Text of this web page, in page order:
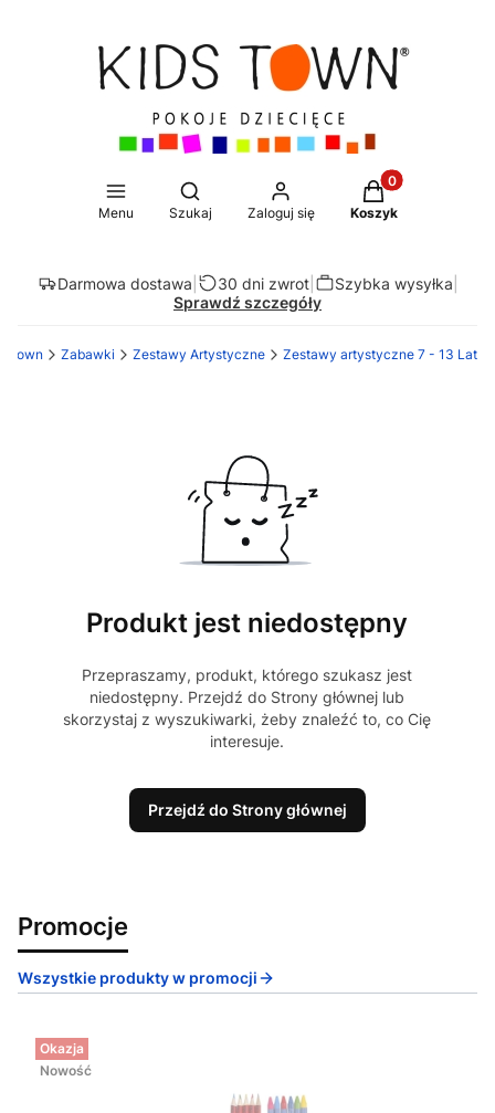
Menu
Otwórz wyszukiwarkę
Szukaj Zaloguj się
Produkty w
Koszyk
Darmowa dostawa 30 dni zwrot| Szybka wysyłka
Sprawdź szczegóły
Town Zabawki Zestawy Artystyczne Zestawy artystyczne 7 - 13 Lat
Produkt jest niedostępny
Przepraszamy, produkt, którego szukasz jest
niedostępny. Przejdź do Strony głównej lub
skorzystaj z wyszukiwarki, żeby znaleźć to, co Cię
interesuje.
Przejdź do Strony głównej
Promocje
Wszystkie produkty w promocji
Okazja
Nowość